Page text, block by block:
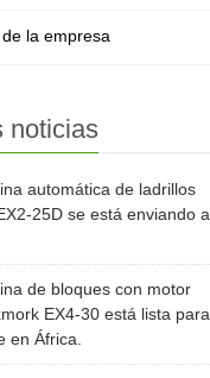
la empresa
noticias
automática de ladrillos
25D se está enviando a
de bloques con motor
EX4-30 está lista para
en África.